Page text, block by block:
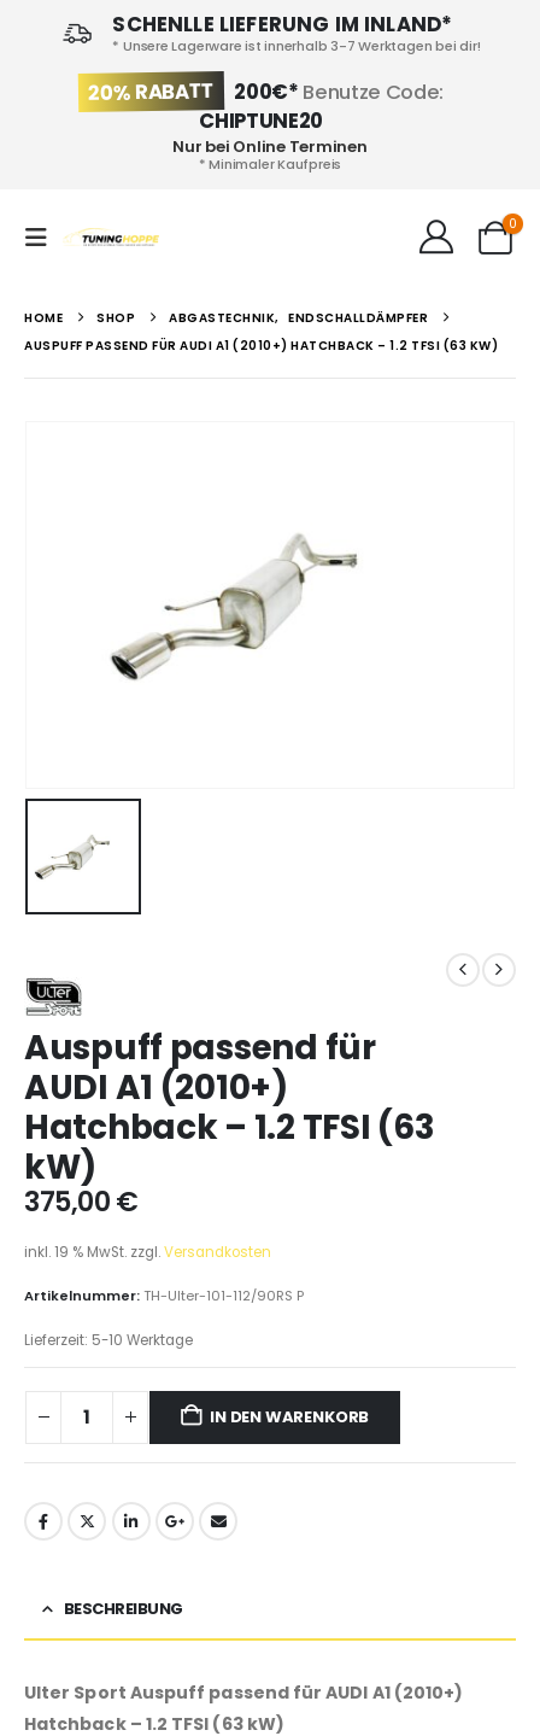
SCHENLLE LIEFERUNG IM INLAND*
* Unsere Lagerware ist innerhalb 3-7 Werktagen bei dir!
20% RABATT 200€* Benutze Code:
CHIPTUNE20
Nur bei Online Terminen
* Minimaler Kaufpreis
0
HOME SHOP ABGASTECHNIK, ENDSCHALLDÄMPFER
AUSPUFF PASSEND FÜR AUDI A1 (2010+) HATCHBACK – 1.2 TFSI (63 KW)
Auspuff passend für
AUDI A1 (2010+)
Hatchback – 1.2 TFSI (63
kW)
375,00€
inkl. 19 % MwSt. zzgl.Versandkosten
Artikelnummer:TH-Ulter-101-112/90RS P
Lieferzeit: 5-10 Werktage
IN DEN WARENKORB
BESCHREIBUNG
Ulter Sport Auspuff passend für AUDI A1 (2010+)
Hatchback – 1.2 TFSI (63 kW)